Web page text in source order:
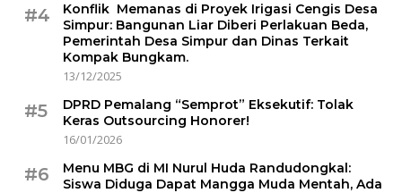
#4
Konflik Memanas di Proyek Irigasi Cengis Desa
Simpur: Bangunan Liar Diberi Perlakuan Beda,
Pemerintah Desa Simpur dan Dinas Terkait
Kompak Bungkam.
13/12/2025
#5
DPRD Pemalang “Semprot” Eksekutif: Tolak
Keras Outsourcing Honorer!
16/01/2026
#6
Menu MBG di MI Nurul Huda Randudongkal:
Siswa Diduga Dapat Mangga Muda Mentah, Ada